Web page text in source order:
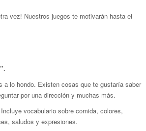
vez! Nuestros juegos te motivarán hasta el
lo hondo. Existen cosas que te gustaría saber
por una dirección y muchas más.
vocabulario sobre comida, colores,
saludos y expresiones.